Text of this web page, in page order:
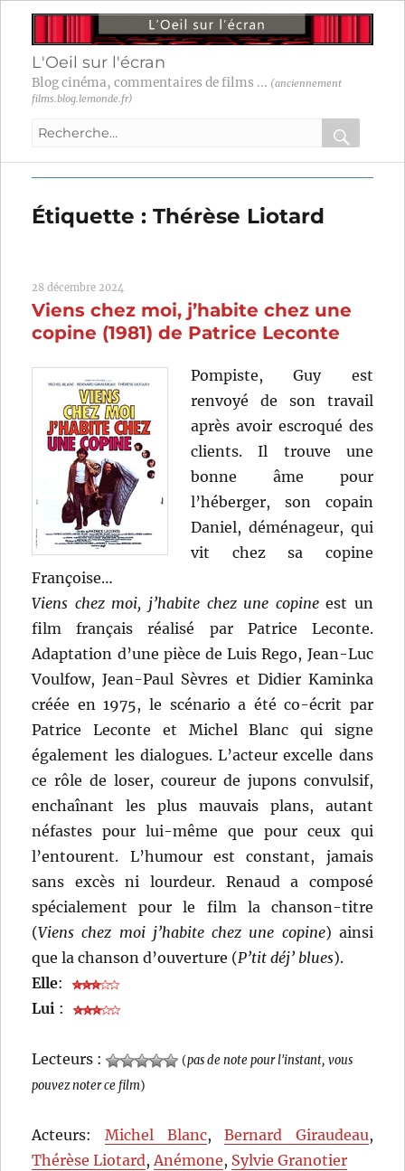
L'Oeil sur l'écran
Blog cinéma, commentaires de films ... (anciennement
films.blog.lemonde.fr)
Recherche
:
OK
Étiquette :Thérèse Liotard
28 décembre 2024
Viens chez moi, j’habite chez une
copine (1981) de Patrice Leconte
Pompiste, Guy est
renvoyé de son travail
après avoir escroqué des
clients. Il trouve une
bonne âme pour
l’héberger, son copain
Daniel, déménageur, qui
vit chez sa copine
Françoise…
Viens chez moi, j’habite chez une copineest un
film français réalisé par Patrice Leconte.
Adaptation d’une pièce de Luis Rego, Jean-Luc
Voulfow, Jean-Paul Sèvres et Didier Kaminka
créée en 1975, le scénario a été co-écrit par
Patrice Leconte et Michel Blanc qui signe
également les dialogues. L’acteur excelle dans
ce rôle de loser, coureur de jupons convulsif,
enchaînant les plus mauvais plans, autant
néfastes pour lui-même que pour ceux qui
l’entourent. L’humour est constant, jamais
sans excès ni lourdeur. Renaud a composé
spécialement pour le film la chanson-titre
(Viens chez moi j’habite chez une copine) ainsi
que la chanson d’ouverture (P’tit déj’ blues).
Elle:
Lui :
Lecteurs : (pas de note pour l'instant, vous
pouvez noter ce film)
Acteurs: Michel Blanc,Bernard Giraudeau,
Thérèse Liotard,Anémone, Sylvie Granotier